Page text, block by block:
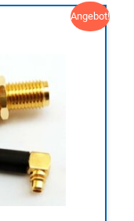
Angebot!